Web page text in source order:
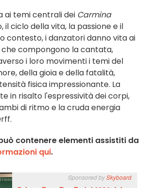
ai temi centrali dei Carmina
il ciclo della vita, la passione e il
contesto, i danzatori danno vita ai
compongono la cantata,
i loro movimenti i temi del
della gioia e della fatalità,
fisica impressionante. La
in risalto l'espressività dei corpi,
di ritmo e la cruda energia
contenere elementi assistiti da
qui.